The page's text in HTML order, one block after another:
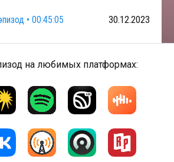
• 00:45:05 30.12.2023
на любимых платформах: